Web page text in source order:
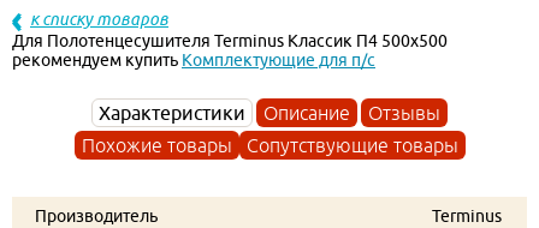
к списку товаров
Для Полотенцесушителя Terminus Классик П4 500х500
рекомендуем купить Комплектующие для п/с
Характеристики Описание
Отзывы
Похожие товары
Сопутствующие товары
Производитель
Terminus